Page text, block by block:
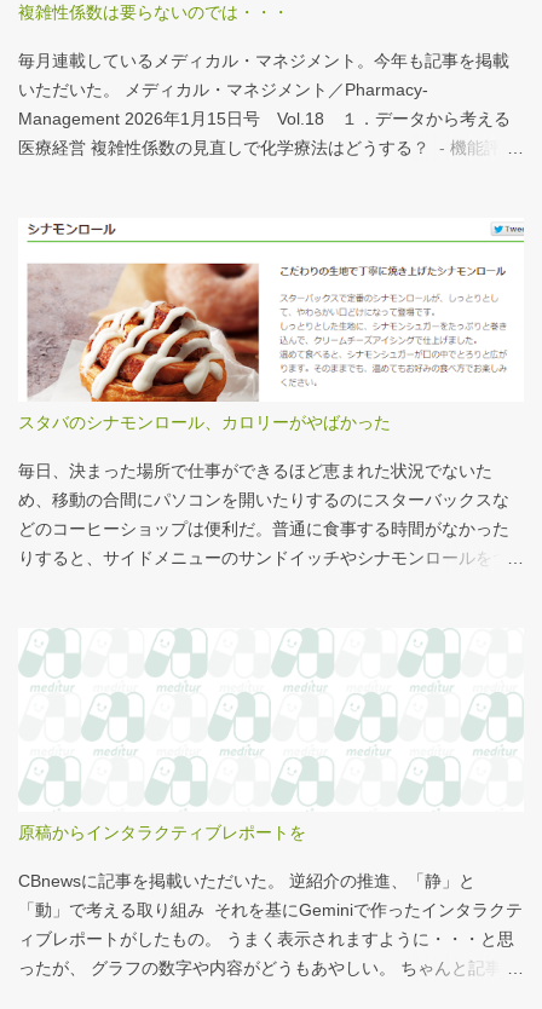
する。立派な建物がある。武蔵国府の国司館（こくしのたち）を
復元したものだ。写真だけでは、大きさが分かりづらいはずだ。
今月訪れた武蔵国府跡 実際には10分の1サイズの模型なので、そ
れほど大きくない。人が一緒に写っている新聞記事（ （まちの記
憶）武蔵国府跡 東京都府中市：朝日新聞デジタル ）を見れば、
い。平均値で見ても情報は十分でないかもしれない。しかし、ヒ
ストグラムなどをあわせて見れば、相対的なポジションが分かり
やすい。朝日新聞の記事は、人が一緒に写っているので大きさを
把握しやすい。 そういえば、大きさ比較でタバコの箱を横に並べ
るのって、最近見かけないなぁ・・・。このご時世、タバコはNG
なのか？？
複雑性係数は要らないのでは・・・
毎月連載しているメディカル・マネジメント。今年も記事を掲載
いただいた。 メディカル・マネジメント／Pharmacy-
Management 2026年1月15日号 Vol.18 １．データから考える
医療経営 複雑性係数の見直しで化学療法はどうする？ - 機能評価
は微妙だ・・・と言い続けて10数年、ようやく見直されるよう
だ。ただ、その見直し内容も微妙では？？？というのが記事の主
旨。 AIにまとめさせるとこんな感じ。 日頃、各方面から「話が長
い」と言われているので、自分が話すよりAIが話した方がよいと
言われるのは時間の問題だろう。
スタバのシナモンロール、カロリーがやばかった
毎日、決まった場所で仕事ができるほど恵まれた状況でないた
め、移動の合間にパソコンを開いたりするのにスターバックスな
どのコーヒーショップは便利だ。普通に食事する時間がなかった
りすると、サイドメニューのサンドイッチやシナモンロールをつ
気になっていた。お腹の肉がだいぶたるんできたのは、こいつの
せいもあるのではないかと。 シナモンロール 556kcal 出所：
http://www.starbucks.co.jp/allergy/pdf/allergen-food.pdf 調べてビ
ビった。これはまずい。下手な食事以上のカロリーだ。 この
556kcalがどのくらいヤバイのか、スターバックス以上に良く行く
マクドナルドで考えてみる。（ちなみにマクドナルドは食事目的
とカロリーがほぼ同じもの（530kcal～580kcal）を次のマクドナ
ルド商品から２つ選んでください ハンバーガー ビッグマック ダブ
ルクォーターパウンダー・チーズ フィレオフィッシュ てりやきマ
ックバーガー マックフライポテト（S) マックフライポテト（M)
マックフライポテト（L) 正解は続きで。
原稿からインタラクティブレポートを
CBnewsに記事を掲載いただいた。 逆紹介の推進、「静」と
「動」で考える取り組み それを基にGeminiで作ったインタラクテ
ィブレポートがしたもの。 うまく表示されますように・・・と思
ったが、 グラフの数字や内容がどうもあやしい。 ちゃんと記事を